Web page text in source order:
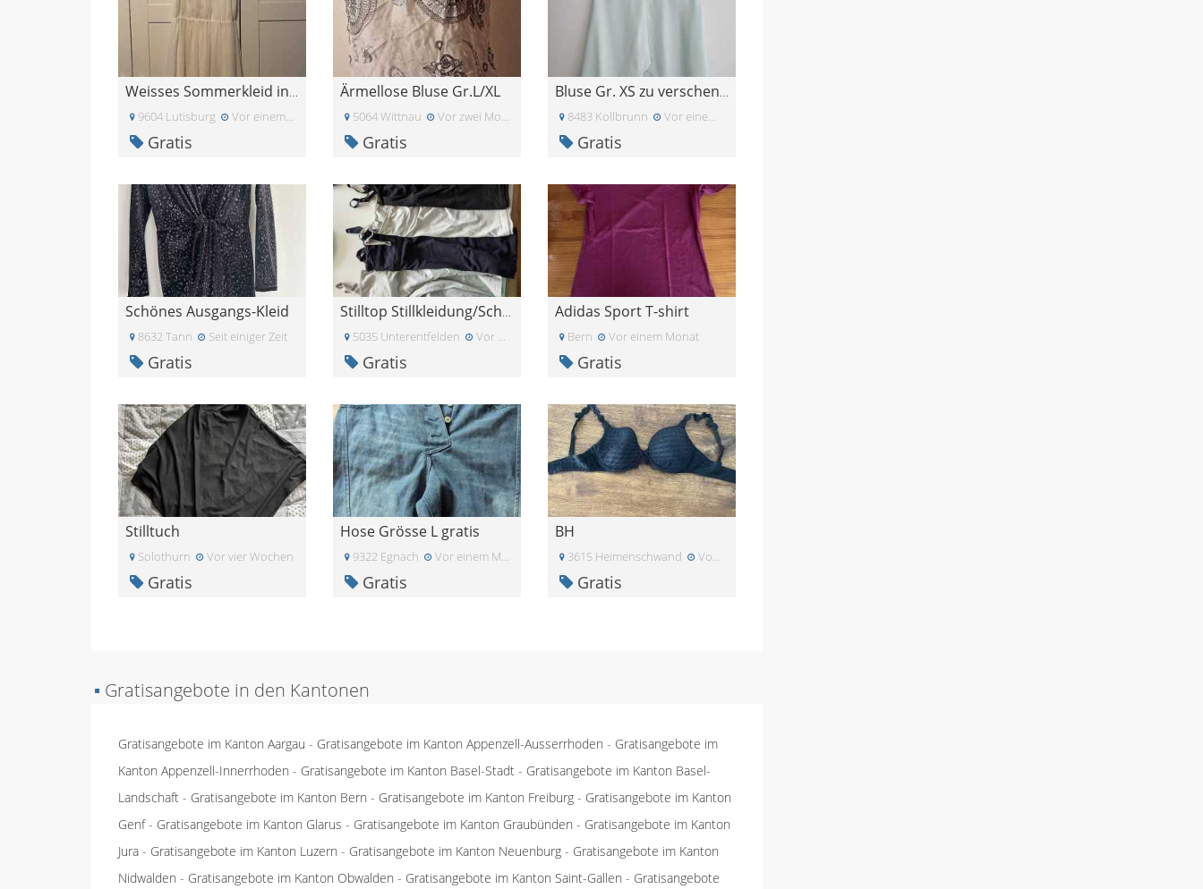
Weisses Sommerkleid in S
9604 Lutisburg Vor einem Monat
Gratis
Ärmellose Bluse Gr.L/XL
5064 Wittnau Vor zwei Monaten
Gratis
Bluse Gr. XS zu verschenken
8483 Kollbrunn Vor einem Monat
Gratis
Schönes Ausgangs-Kleid
8632 Tann Seit einiger Zeit
Gratis
Stilltop Stillkleidung/Schwangerschaftskleidung
5035 Unterentfelden Vor vier Wochen
Gratis
Adidas Sport T-shirt
Bern Vor einem Monat
Gratis
Stilltuch
Solothurn Vor vier Wochen
Gratis
Hose Grösse L gratis
9322 Egnach Vor einem Monat
Gratis
BH
3615 Heimenschwand Vor einem Monat
Gratis
▪ Gratisangebote in den Kantonen
Gratisangebote im Kanton Aargau - Gratisangebote im Kanton Appenzell-Ausserrhoden - Gratisangebote im
Kanton Appenzell-Innerrhoden - Gratisangebote im Kanton Basel-Stadt - Gratisangebote im Kanton Basel-
Landschaft - Gratisangebote im Kanton Bern - Gratisangebote im Kanton Freiburg - Gratisangebote im Kanton
Genf- Gratisangebote im Kanton Glarus - Gratisangebote im Kanton Graubünden - Gratisangebote im Kanton
Jura - Gratisangebote im Kanton Luzern - Gratisangebote im Kanton Neuenburg - Gratisangebote im Kanton
Nidwalden - Gratisangebote im Kanton Obwalden - Gratisangebote im Kanton Saint-Gallen - Gratisangebote